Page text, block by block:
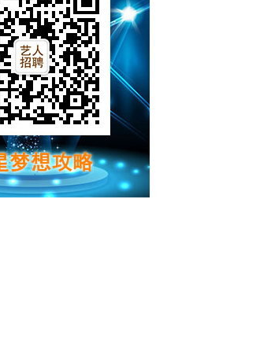
篇《江南1970》在韩
店举行启动发布会，
专辑《The Day》在中
12月4日在全球100余
月13日，李敏镐在首
推广曲《奔跑》。6月
艺人，也是40名获奖
人》上映，片中饰演有